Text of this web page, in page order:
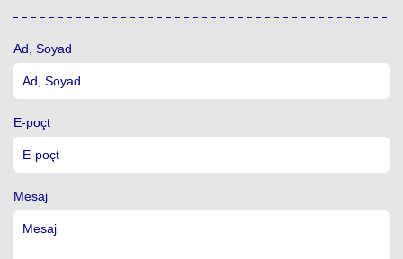
Ad, Soyad
E-poçt
Mesaj